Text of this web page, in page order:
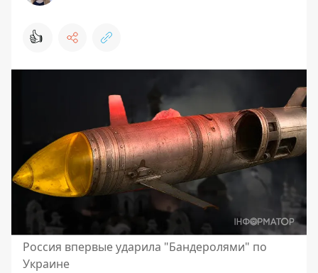
👍
Россия впервые ударила "Бандеролями" по
Украине